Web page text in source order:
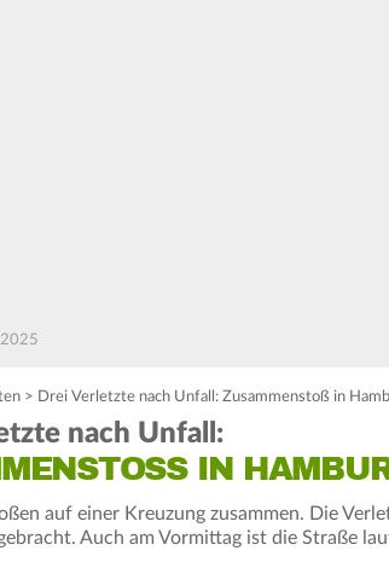
> Drei Verletzte nach Unfall: Zusammenstoß in
nach Unfall:
IN
auf einer Kreuzung zusammen. Die
Auch am Vormittag ist die Straße